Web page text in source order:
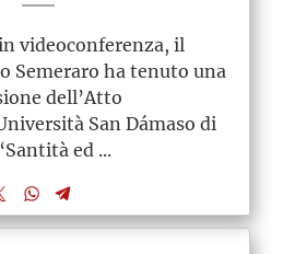
videoconferenza, il
Semeraro ha tenuto una
dell’Atto
San Dámaso di
ed ...